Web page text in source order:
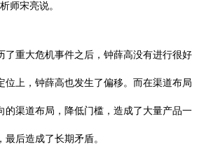
师宋亮说。
了重大危机事件之后，钟薛高没有进行很好
位上，钟薛高也发生了偏移。而在渠道布局
的渠道布局，降低门槛，造成了大量产品一
后造成了长期矛盾。